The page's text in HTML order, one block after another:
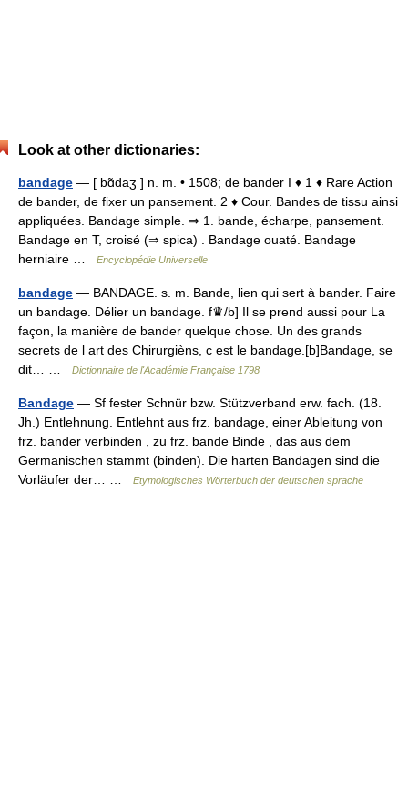
Look at other dictionaries:
bandage — [ bɑ̃daʒ ] n. m. • 1508; de bander I ♦ 1 ♦ Rare Action
de bander, de fixer un pansement. 2 ♦ Cour. Bandes de tissu ainsi
appliquées. Bandage simple. ⇒ 1. bande, écharpe, pansement.
Bandage en T, croisé (⇒ spica) . Bandage ouaté. Bandage
herniaire …
Encyclopédie Universelle
bandage — BANDAGE. s. m. Bande, lien qui sert à bander. Faire
un bandage. Délier un bandage. f♛/b] Il se prend aussi pour La
façon, la manière de bander quelque chose. Un des grands
secrets de l art des Chirurgièns, c est le bandage.[b]Bandage, se
dit… …
Dictionnaire de l'Académie Française 1798
Bandage — Sf fester Schnür bzw. Stützverband erw. fach. (18.
Jh.) Entlehnung. Entlehnt aus frz. bandage, einer Ableitung von
frz. bander verbinden , zu frz. bande Binde , das aus dem
Germanischen stammt (binden). Die harten Bandagen sind die
Vorläufer der… …
Etymologisches Wörterbuch der deutschen sprache